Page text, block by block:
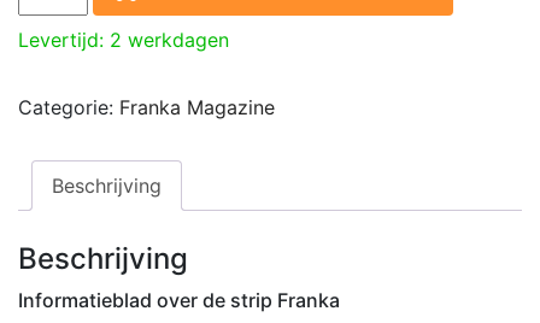
Levertijd: 2 werkdagen
Categorie: Franka Magazine
Beschrijving
Beschrijving
Informatieblad over de strip Franka